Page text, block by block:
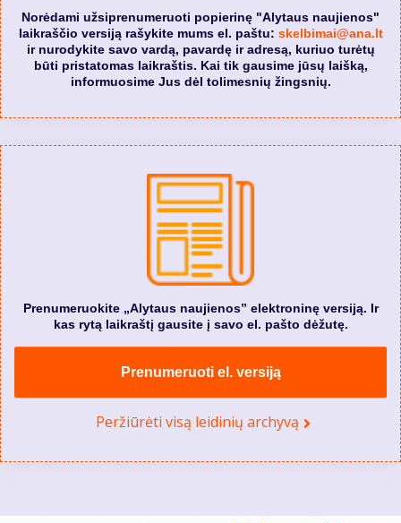
Norėdami užsiprenumeruoti popierinę "Alytaus naujienos"
laikraščio versiją rašykite mums el. paštu: skelbimai@ana.lt
ir nurodykite savo vardą, pavardę ir adresą, kuriuo turėtų
būti pristatomas laikraštis. Kai tik gausime jūsų laišką,
informuosime Jus dėl tolimesnių žingsnių.
Prenumeruokite „Alytaus naujienos” elektroninę versiją. Ir
kas rytą laikraštį gausite į savo el. pašto dėžutę.
Prenumeruoti el. versiją
Peržiūrėti visą leidinių archyvą